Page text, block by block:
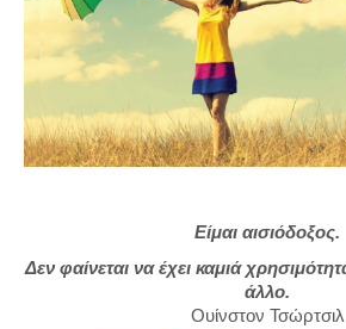
Είμαι αισιόδοξος.
Δεν φαίνεται να έχει καμιά
άλλο.
Ουίνστον Τσώρτσιλ